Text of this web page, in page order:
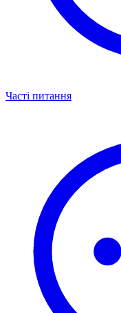
Часті питання